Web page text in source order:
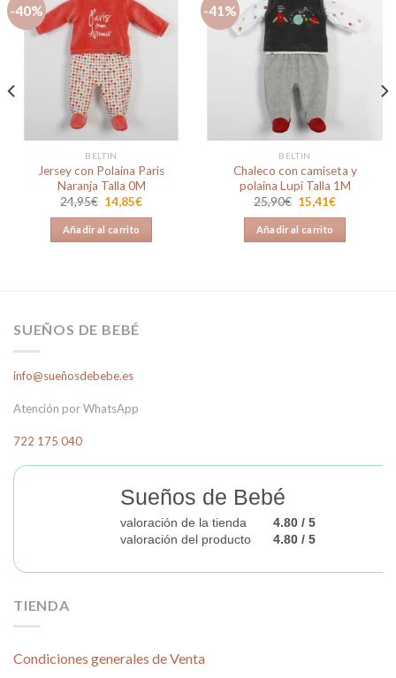
-40%
Añadir
BELTIN
Jersey con Polaina Paris
Naranja Talla 0M
24,95€ El
precio
original
era:
24,95€.
14,85€El
14,85€.
Añadir al carrito
-41%
BELTIN
Chaleco con camiseta y
polaina Lupi Talla 1M
25,90€ El
precio
original
era:
25,90€.
15,41€El
15,41€.
Añadir al carrito
SUEÑOS DE BEBÉ
info@sueñosdebebe.es
Atención por WhatsApp
722 175 040
Sueños de Bebé
valoración de la tienda
4.80 / 5
valoración del producto
4.80 / 5
TIENDA
Condiciones generales de Venta